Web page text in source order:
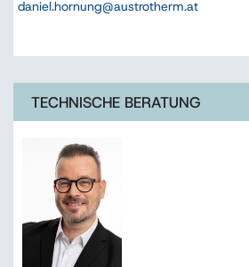
daniel.hornung@austrotherm.at
TECHNISCHE BERATUNG